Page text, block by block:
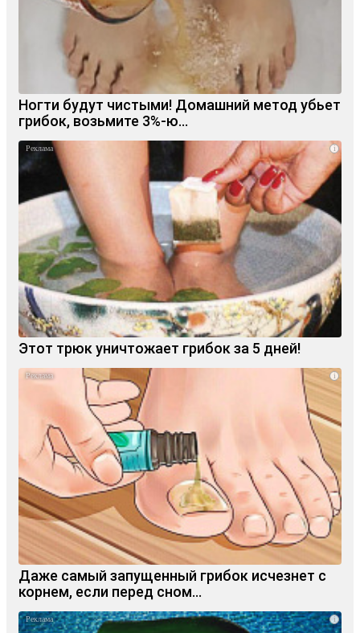
Ногти будут чистыми! Домашний метод убьет
грибок, возьмите 3%-ю…
i
Этот трюк уничтожает грибок за 5 дней!
i
Даже самый запущенный грибок исчезнет с
корнем, если перед сном…
i